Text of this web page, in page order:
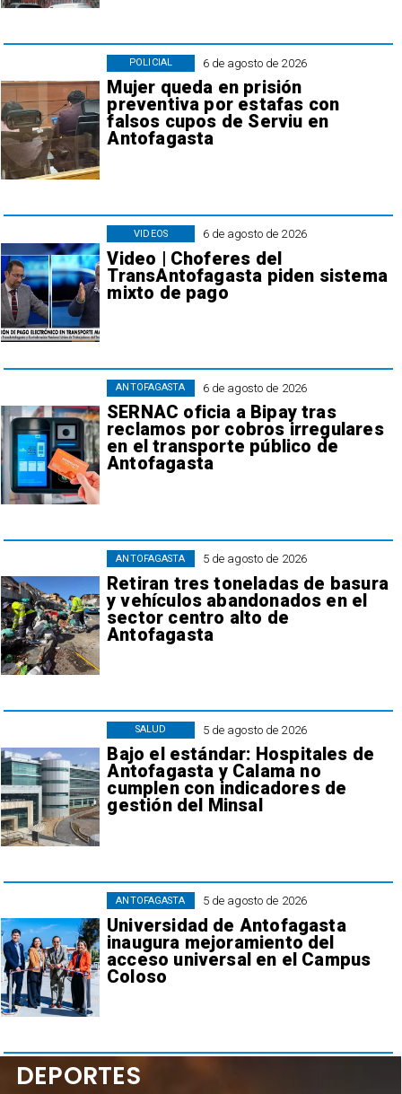
6 de agosto de 2026
Mujer queda en prisión
preventiva por estafas con
falsos cupos de Serviu en
Antofagasta
POLICIAL
6 de agosto de 2026
Video | Choferes del
TransAntofagasta piden sistema
mixto de pago
VIDEOS
6 de agosto de 2026
SERNAC oficia a Bipay tras
reclamos por cobros irregulares
en el transporte público de
Antofagasta
ANTOFAGASTA
5 de agosto de 2026
Retiran tres toneladas de basura
y vehículos abandonados en el
sector centro alto de
Antofagasta
ANTOFAGASTA
5 de agosto de 2026
Bajo el estándar: Hospitales de
Antofagasta y Calama no
cumplen con indicadores de
gestión del Minsal
SALUD
5 de agosto de 2026
Universidad de Antofagasta
inaugura mejoramiento del
acceso universal en el Campus
Coloso
ANTOFAGASTA
DEPORTES